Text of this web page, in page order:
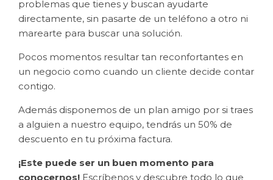
problemas que tienes y buscan ayudarte
directamente, sin pasarte de un teléfono a otro ni
marearte para buscar una solución.
Pocos momentos resultar tan reconfortantes en
un negocio como cuando un cliente decide contar
contigo.
Además disponemos de un plan amigo por si traes
a alguien a nuestro equipo, tendrás un 50% de
descuento en tu próxima factura.
¡Este puede ser un buen momento para
conocernos! Escríbenos y descubre todo lo que